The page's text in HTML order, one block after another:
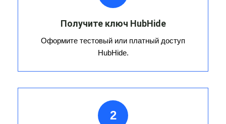
Получите ключ HubHide
Оформите тестовый или платный доступ
HubHide.
2